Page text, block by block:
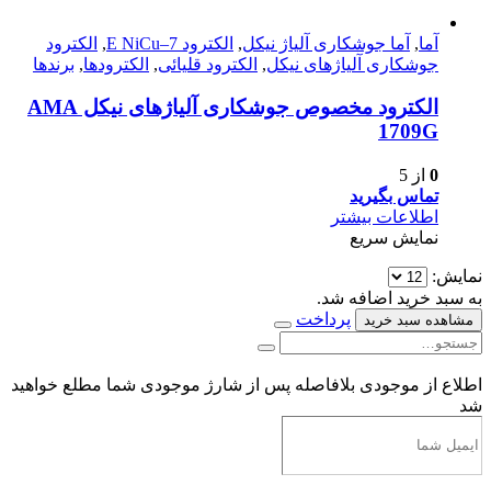
آما, آما جوشکاری آلیاژ نیکل, الکترود E NiCu–7 , الکترود
جوشکاری آلیاژهای نیکل, الکترود قلیائی, الکترودها, برندها
الکترود مخصوص جوشکاری آلیاژهای نیکل AMA
1709G
0 از 5
تماس بگیرید
اطلاعات بیشتر
نمایش سریع
نمایش:
به سبد خرید اضافه شد.
مشاهده سبد خرید پرداخت
اطلاع از موجودی بلافاصله پس از شارژ موجودی شما مطلع خواهید
شد